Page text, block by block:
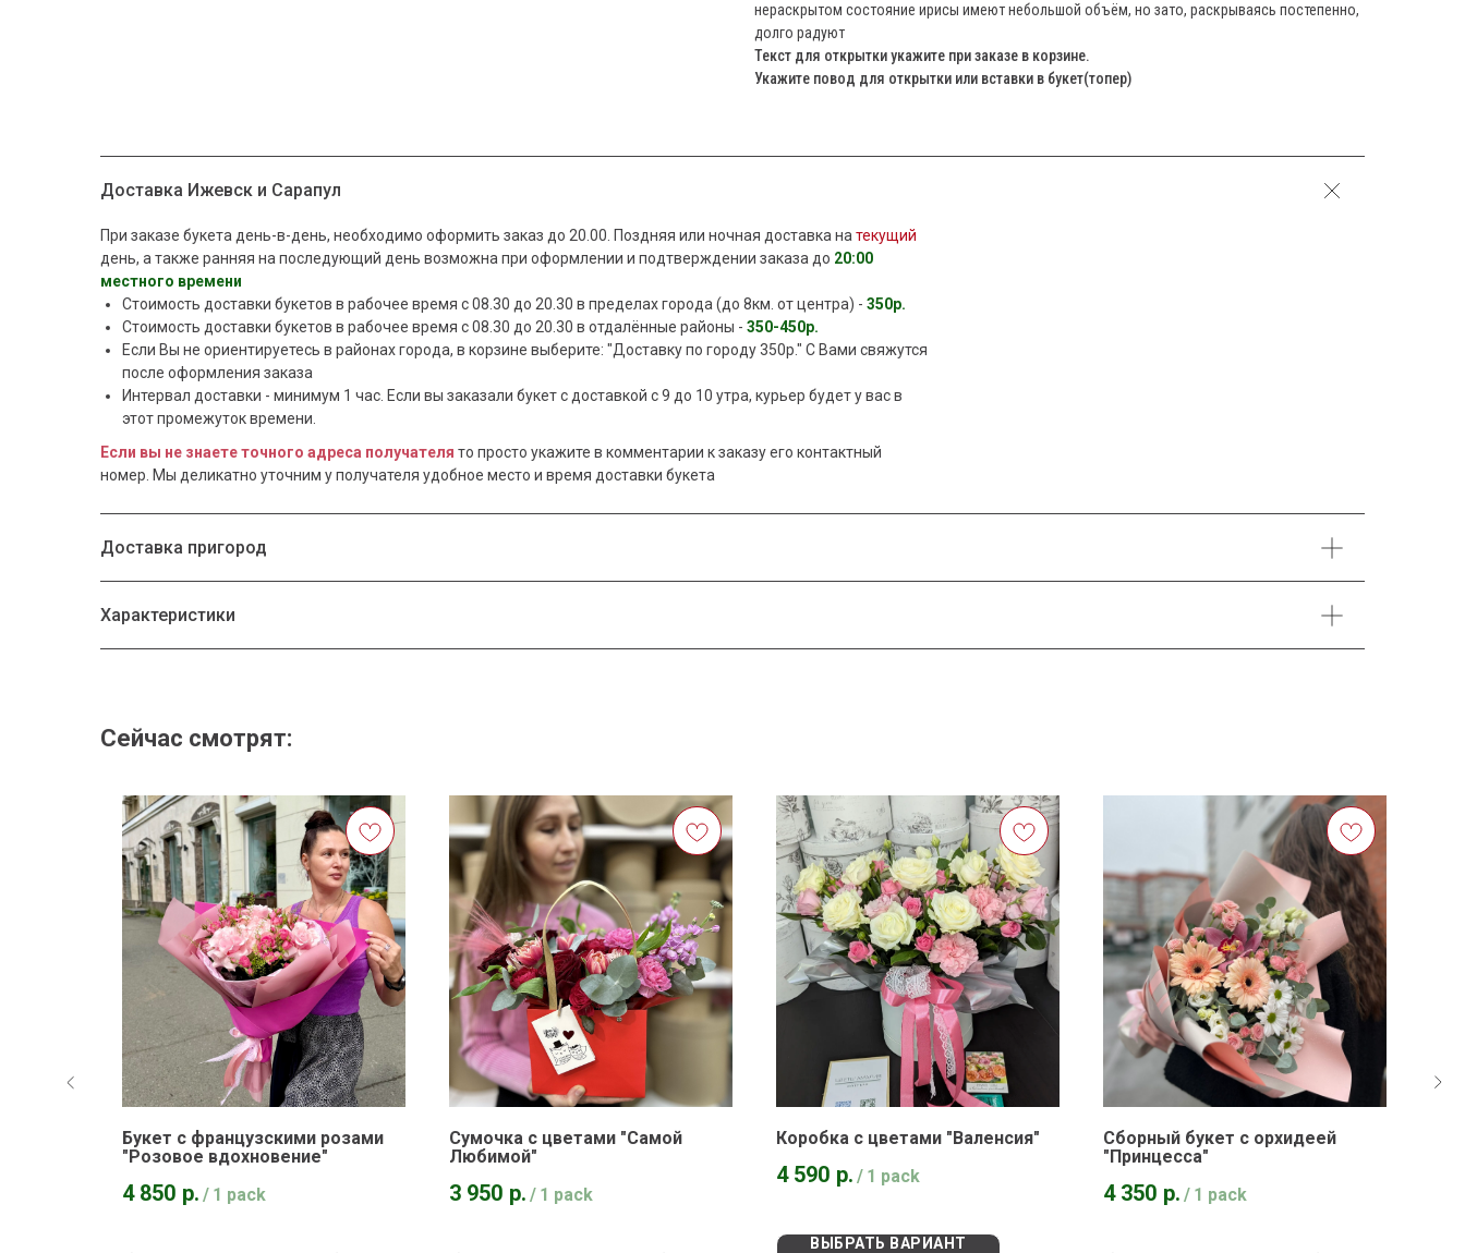
нераскрытом состояние ирисы имеют небольшой объём, но зато, раскрываясь постепенно,
долго радуют
Текст для открытки укажите при заказе в корзине.
Укажите повод для открытки или вставки в букет(топер)
Доставка Ижевск и Сарапул
При заказе букета день-в-день, необходимо оформить заказ до 20.00. Поздняя или ночная доставка натекущий
день, а также ранняя на последующий день возможна при оформлении и подтверждении заказа до 20:00
местного времени
Стоимость доставки букетов в рабочее время c 08.30 до 20.30 в пределах города (до 8км. от центра) - 350р.
Стоимость доставки букетов в рабочее время c 08.30 до 20.30 в отдалённые районы - 350-450р.
Если Вы не ориентируетесь в районах города, в корзине выберите: "Доставку по городу 350р." С Вами свяжутся
после оформления заказа
Интервал доставки - минимум 1 час. Если вы заказали букет с доставкой с 9 до 10 утра, курьер будет у вас в
этот промежуток времени.
Если вы не знаете точного адреса получателя то просто укажите в комментарии к заказу его контактный
номер. Мы деликатно уточним у получателя удобное место и время доставки букета
Доставка пригород
Характеристики
Сейчас смотрят:
Букет с французскими розами
"Розовое вдохновение"
4 850 р. / 1 pack
Сумочка с цветами "Самой
Любимой"
3 950 р. / 1 pack
Коробка с цветами "Валенсия"
4 590 р. / 1 pack
ВЫБРАТЬ ВАРИАНТ
Сборный букет с орхидеей
"Принцесса"
4 350 р. / 1 pack